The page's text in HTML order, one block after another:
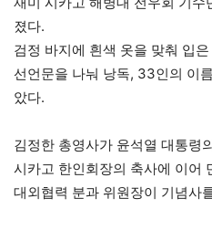
졌다.
검정 바지에 흰색 옷을 맞춰 입
선언문을 나눠 낭독, 33인의 이
았다.
김정한 총영사가 윤석열 대통령
시카고 한인회장의 축사에 이어
대외협력 분과 위원장이 기념사